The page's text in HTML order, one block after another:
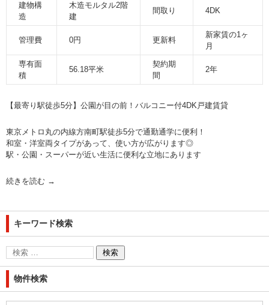
建物構
造
木造モルタル2階
建
間取り 4DK
管理費 0円 更新料
新家賃の1ヶ
月
専有面
積
56.18平米
契約期
間
2年
【最寄り駅徒歩5分】公園が目の前！バルコニー付4DK戸建賃貸
東京メトロ丸の内線方南町駅徒歩5分で通勤通学に便利！
和室・洋室両タイプがあって、使い方が広がります◎
駅・公園・スーパーが近い生活に便利な立地にあります
続きを読む →
キーワード検索
物件検索